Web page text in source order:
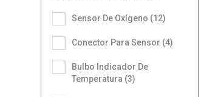
Sensor De Oxígeno (12)
Conector Para Sensor (4)
Bulbo Indicador De
Temperatura (3)